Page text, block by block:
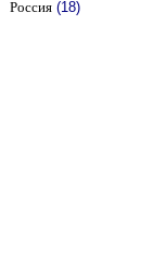
Россия (18)